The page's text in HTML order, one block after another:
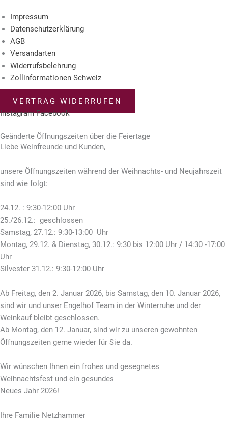
Impressum
Datenschutzerklärung
AGB
Versandarten
Widerrufsbelehrung
Zollinformationen Schweiz
VERTRAG WIDERRUFEN
Instagram Facebook
Geänderte Öffnungszeiten über die Feiertage
Liebe Weinfreunde und Kunden,
unsere Öffnungszeiten während der Weihnachts- und Neujahrszeit
sind wie folgt:
24.12. : 9:30-12:00 Uhr
25./26.12.: geschlossen
Samstag, 27.12.: 9:30-13:00 Uhr
Montag, 29.12. & Dienstag, 30.12.: 9:30 bis 12:00 Uhr / 14:30 -17:00
Uhr
Silvester 31.12.: 9:30-12:00 Uhr
Ab Freitag, den 2. Januar 2026, bis Samstag, den 10. Januar 2026,
sind wir und unser Engelhof Team in der Winterruhe und der
Weinkauf bleibt geschlossen.
Ab Montag, den 12. Januar, sind wir zu unseren gewohnten
Öffnungszeiten gerne wieder für Sie da.
Wir wünschen Ihnen ein frohes und gesegnetes
Weihnachtsfest und ein gesundes
Neues Jahr 2026!
Ihre Familie Netzhammer